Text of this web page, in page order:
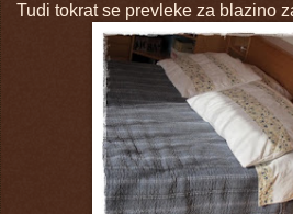
Tudi tokrat se prevleke za blazino